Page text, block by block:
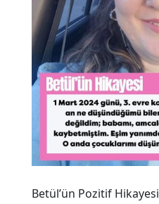
Betül’ün Pozitif Hikayesi